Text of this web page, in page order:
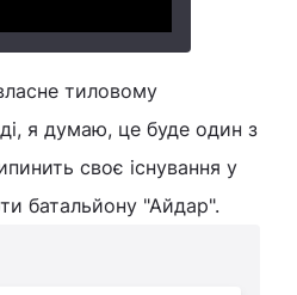
тиловому
я думаю, це буде один з
своє існування у
батальйону "Айдар".